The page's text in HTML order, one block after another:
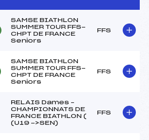
SAMSE BIATHLON
SUMMER TOUR FFS-
CHPT DE FRANCE
Seniors
FFS
SAMSE BIATHLON
SUMMER TOUR FFS-
CHPT DE FRANCE
Seniors
FFS
RELAIS Dames –
CHAMPIONNATS DE
FRANCE BIATHLON (
(U19 ->SEN)
FFS